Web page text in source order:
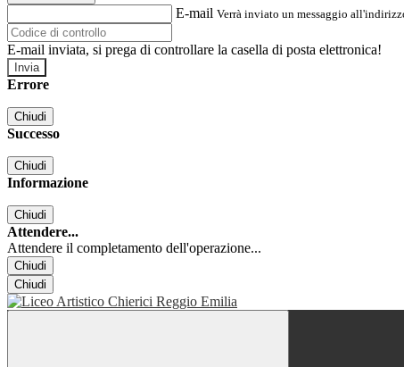
E-mail Verrà inviato un messaggio
E-mail inviata, si prega di controllare la casella di posta elettronica!
Errore
Chiudi
Successo
Chiudi
Informazione
Chiudi
Attendere...
Attendere il completamento dell'operazione...
Chiudi
Chiudi